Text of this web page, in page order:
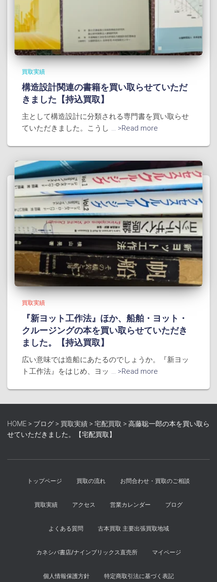
買取実績
構造設計関連の書籍を買い取らせていただ
きました【持込買取】
主として構造設計に分類される専門書を買い取らせ
ていただきました。こうし ... >Read more
買取実績
『新ヨット工作法』ほか、船舶・ヨット・
クルージングの本を買い取らせていただき
ました。【持込買取】
広い意味では造船にあたるのでしょうか。『新ヨッ
ト工作法』をはじめ、ヨッ ... >Read more
HOME > ブログ > 買取実績 > 宅配買取 > 高藤聡一郎の本を買い取ら
せていただきました。【宅配買取】
トップページ 買取の流れ お問合わせ・買取のご相談
買取実績 アクセス 営業カレンダー ブログ
よくある質問 古本買取 主要出張買取地域
カネシバ書店/ナインブリックス直売所 マイページ
個人情報保護方針 特定商取引法に基づく表記